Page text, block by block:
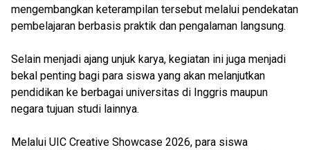
mengembangkan keterampilan tersebut melalui pendekatan
pembelajaran berbasis praktik dan pengalaman langsung.
Selain menjadi ajang unjuk karya, kegiatan ini juga menjadi
bekal penting bagi para siswa yang akan melanjutkan
pendidikan ke berbagai universitas di Inggris maupun
negara tujuan studi lainnya.
Melalui UIC Creative Showcase 2026, para siswa